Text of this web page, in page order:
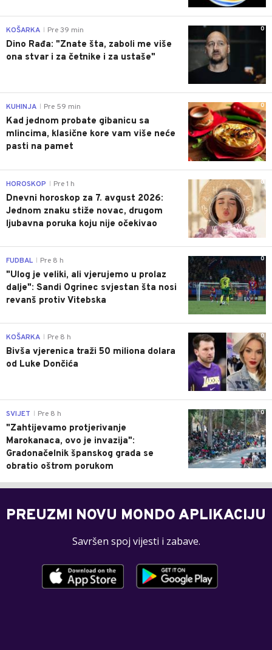
0
KOŠARKA Pre 39 min
Dino Rađa: "Znate šta, zaboli me više
ona stvar i za četnike i za ustaše"
0
KUHINJA Pre 59 min
Kad jednom probate gibanicu sa
mlincima, klasične kore vam više neće
pasti na pamet
0
HOROSKOP Pre 1 h
Dnevni horoskop za 7. avgust 2026:
Jednom znaku stiže novac, drugom
ljubavna poruka koju nije očekivao
0
FUDBAL Pre 8 h
"Ulog je veliki, ali vjerujemo u prolaz
dalje": Sandi Ogrinec svjestan šta nosi
revanš protiv Vitebska
0
KOŠARKA Pre 8 h
Bivša vjerenica traži 50 miliona dolara
od Luke Dončića
0
SVIJET Pre 8 h
"Zahtijevamo protjerivanje
Marokanaca, ovo je invazija":
Gradonačelnik španskog grada se
obratio oštrom porukom
PREUZMI NOVU MONDO APLIKACIJU
Savršen spoj vijesti i zabave.